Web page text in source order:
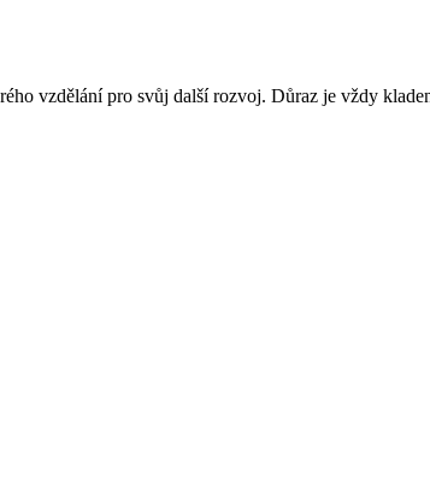
vzdělání pro svůj další rozvoj. Důraz je vždy